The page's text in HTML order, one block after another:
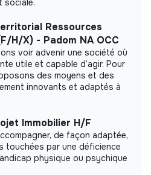
destinés aux mairies et/ou
RECRUTEMENT ET
DE GERANCE
candidat.e.s intéressé.e.s
la supervision des
Nonprofit organization
Social
did not yet
measurement.
sociale.
Ressources
H/X) - Padom NA OCC
voir advenir une société où
utile et capable d’agir. Pour
des moyens et des
innovants et adaptés à
Immobilier H/F
de façon adaptée,
touchées par une déficience
physique ou psychique